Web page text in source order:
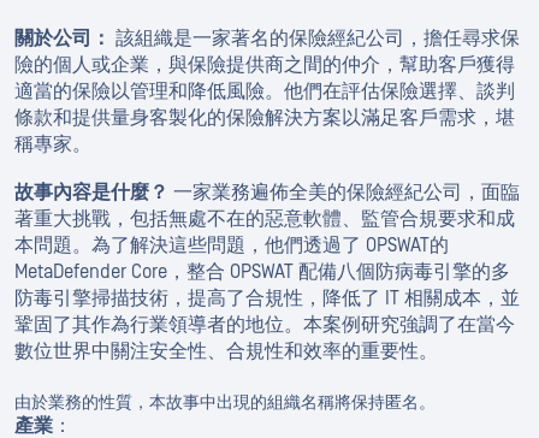
關於公司： 該組織是一家著名的保險經紀公司，擔任尋求保
險的個人或企業，與保險提供商之間的仲介，幫助客戶獲得
適當的保險以管理和降低風險。他們在評估保險選擇、談判
條款和提供量身客製化的保險解決方案以滿足客戶需求，堪
稱專家。
故事內容是什麼？ 一家業務遍佈全美的保險經紀公司，面臨
著重大挑戰，包括無處不在的惡意軟體、監管合規要求和成
本問題。為了解決這些問題，他們透過了 OPSWAT的
MetaDefender Core，整合 OPSWAT 配備八個防病毒引擎的多
防毒引擎掃描技術，提高了合規性，降低了 IT 相關成本，並
鞏固了其作為行業領導者的地位。本案例研究強調了在當今
數位世界中關注安全性、合規性和效率的重要性。
由於業務的性質，本故事中出現的組織名稱將保持匿名。
產業 ：